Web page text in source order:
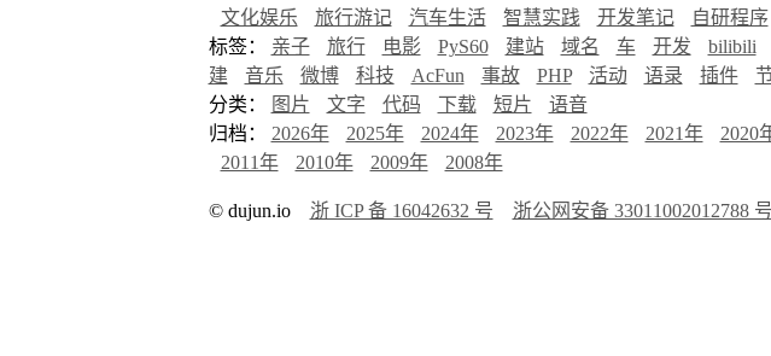
文化娱乐
旅行游记 汽车生活 智慧实践 开发笔记 自研程序
标签： 亲子 旅行 电影 PyS60 建站 域名 车 开发 bilibili
建
音乐 微博 科技 AcFun 事故 PHP 活动 语录 插件
分类：
图片 文字 代码 下载 短片
语音
归档： 2026年 2025年 2024年 2023年 2022年 2021年 2020
2011年
2010年 2009年 2008年
© dujun.io 浙 ICP 备 16042632 号 浙公网安备 33011002012788 号